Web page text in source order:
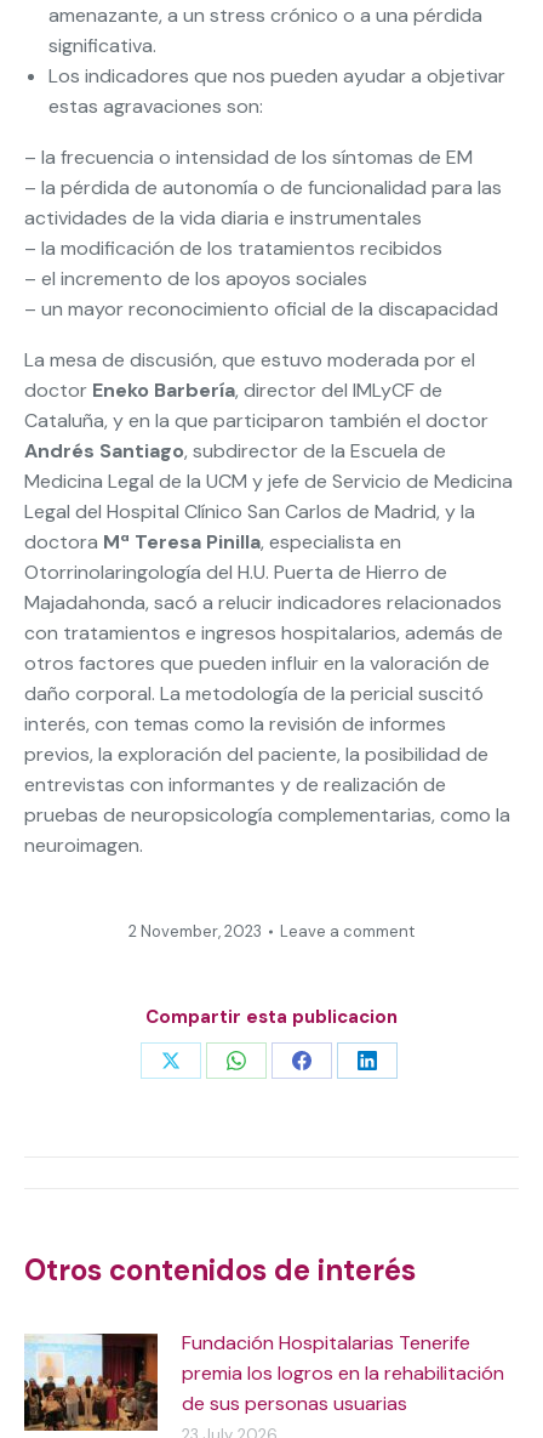
amenazante, a un stress crónico o a una pérdida
significativa.
Los indicadores que nos pueden ayudar a objetivar
estas agravaciones son:
– la frecuencia o intensidad de los síntomas de EM
– la pérdida de autonomía o de funcionalidad para las
actividades de la vida diaria e instrumentales
– la modificación de los tratamientos recibidos
– el incremento de los apoyos sociales
– un mayor reconocimiento oficial de la discapacidad
La mesa de discusión, que estuvo moderada por el
doctor Eneko Barbería, director del IMLyCF de
Cataluña, y en la que participaron también el doctor
Andrés Santiago, subdirector de la Escuela de
Medicina Legal de la UCM y jefe de Servicio de Medicina
Legal del Hospital Clínico San Carlos de Madrid, y la
doctora Mª Teresa Pinilla, especialista en
Otorrinolaringología del H.U. Puerta de Hierro de
Majadahonda, sacó a relucir indicadores relacionados
con tratamientos e ingresos hospitalarios, además de
otros factores que pueden influir en la valoración de
daño corporal. La metodología de la pericial suscitó
interés, con temas como la revisión de informes
previos, la exploración del paciente, la posibilidad de
entrevistas con informantes y de realización de
pruebas de neuropsicología complementarias, como la
neuroimagen.
2 November, 2023 Leave a comment
Compartir esta publicacion
Share Share Share Share
Otros contenidos de interés
Fundación Hospitalarias Tenerife
premia los logros en la rehabilitación
de sus personas usuarias